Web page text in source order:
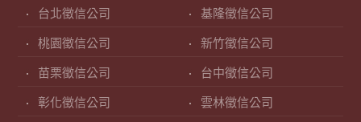
台北徵信公司 基隆徵信公司
桃園徵信公司 新竹徵信公司
苗栗徵信公司 台中徵信公司
彰化徵信公司 雲林徵信公司